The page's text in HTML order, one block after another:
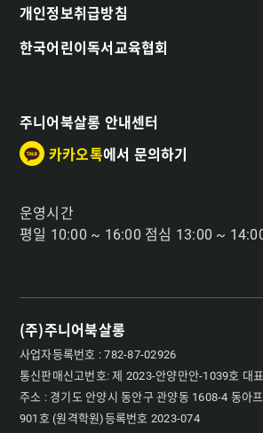
개인정보취급방침
한국어린이독서교육협회
주니어북살롱 안내센터
카카오톡에서 문의하기
운영시간
평일 10:00 ~ 16:00 점심 13:00 ~
(주)주니어북살롱
사업자등록번호 : 782-87-02926
통신판매신고번호: 제 2023-안양만안-1039호 대
주소 : 경기도 안양시 동안구 관양동 1608-4 동아
901호 (원격학원)등록번호 2023-074